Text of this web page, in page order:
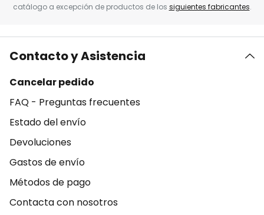
catálogo a excepción de productos de los siguientes fabricantes.
Contacto y Asistencia
Cancelar pedido
FAQ - Preguntas frecuentes
Estado del envío
Devoluciones
Gastos de envío
Métodos de pago
Contacta con nosotros